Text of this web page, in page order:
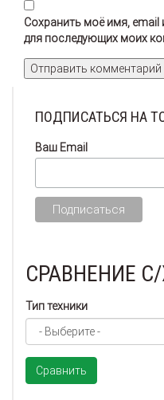
Сохранить моё имя, email
для последующих моих
ПОДПИСАТЬСЯ НА
Ваш Email
СРАВНЕНИЕ
Тип техники
Сравнить